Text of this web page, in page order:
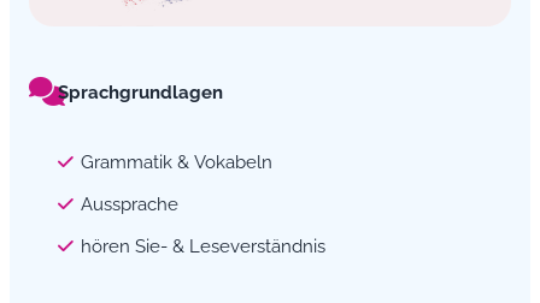
Sprachgrundlagen
Grammatik & Vokabeln
Aussprache
hören Sie- & Leseverständnis